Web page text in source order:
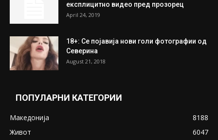
експлицитно видео пред прозорец
April 24, 2019
18+: Се појавија нови голи фотографии од
Северина
August 21, 2018
ПОПУЛАРНИ КАТЕГОРИИ
Македонија
8188
Живот
6047